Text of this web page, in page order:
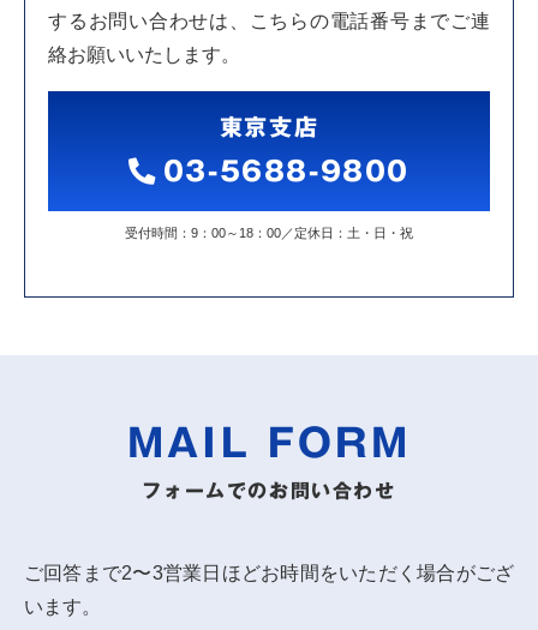
するお問い合わせは、こちらの電話番号までご連
絡お願いいたします。
東京支店
03-5688-9800
受付時間：9：00～18：00／定休日：土・日・祝
MAIL FORM
フォームでのお問い合わせ
ご回答まで2〜3営業日ほどお時間をいただく場合がござ
います。